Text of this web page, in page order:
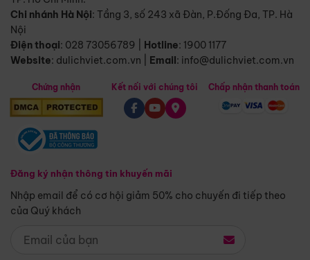
Chi nhánh Hà Nội: Tầng 3, số 243 xã Đàn, P.Đống Đa, TP. Hà
Nội
Điện thoại: 028 73056789 Hotline: 1900 1177
Website: dulichviet.com.vn Email: info@dulichviet.com.vn
Chứng nhận
Đăng ký nhận thông tin khuyến mãi
Nhập email để có cơ hội giảm 50% cho chuyến đi tiếp theo
của Quý khách
Kết nối với chúng tôi Chấp nhận thanh toán